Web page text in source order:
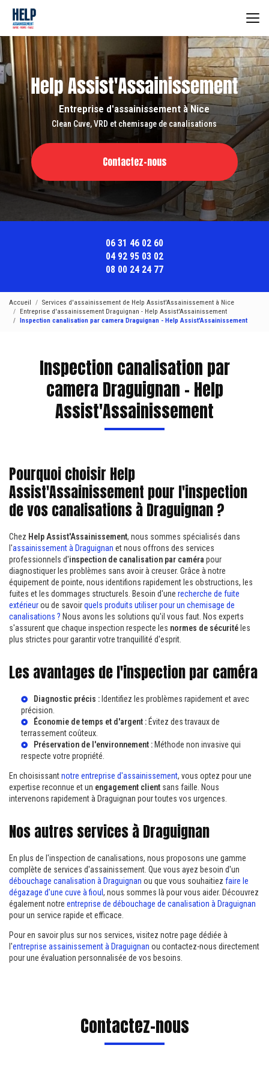
contenu
principal
Entreprise d'assainissement à Nice
Clean Cuve, VRD et chemisage de canalisations
Contactez-nous
06 31 46 02 60
04 92 95 03 02
08 00 24 24 77
Accueil
Services d'assainissement de Help Assist'Assainissement à Nice
Entreprise d'assainissement Draguignan - Help Assist'Assainissement
Inspection canalisation par camera Draguignan - Help Assist'Assainissement
Inspection canalisation par
camera Draguignan - Help
Assist'Assainissement
Pourquoi choisir Help
Assist'Assainissement pour l'inspection
de vos canalisations à Draguignan ?
Chez Help Assist'Assainissement, nous sommes spécialisés dans
l'assainissement à Draguignan et nous offrons des services
professionnels d'inspection de canalisation par caméra pour
diagnostiquer les problèmes sans avoir à creuser. Grâce à notre
équipement de pointe, nous identifions rapidement les obstructions, les
fuites et les dommages structurels. Besoin d'une recherche de fuite
extérieurou de savoirquels produits utiliser pour un chemisage de
canalisations ? Nous avons les solutions qu'il vous faut. Nos experts
s'assurent que chaque inspection respecte les normes de sécurité les
plus strictes pour garantir votre tranquillité d'esprit.
Les avantages de l'inspection par caméra
Diagnostic précis : Identifiez les problèmes rapidement et avec
précision.
Économie de temps et d'argent : Évitez des travaux de
terrassement coûteux.
Préservation de l'environnement : Méthode non invasive qui
respecte votre propriété.
En choisissantnotre entreprise d'assainissement, vous optez pour une
expertise reconnue et un engagement client sans faille. Nous
intervenons rapidement à Draguignan pour toutes vos urgences.
Nos autres services à Draguignan
En plus de l'inspection de canalisations, nous proposons une gamme
complète de services d'assainissement. Que vous ayez besoin d'un
débouchage canalisation à Draguignan ou que vous souhaitiez faire le
dégazage d'une cuve à fioul , nous sommes là pour vous aider. Découvrez
également notre entreprise de débouchage de canalisation à Draguignan
pour un service rapide et efficace.
Pour en savoir plus sur nos services, visitez notre page dédiée à
l'entreprise assainissement à Draguignan ou contactez-nous directement
pour une évaluation personnalisée de vos besoins.
Contactez-nous